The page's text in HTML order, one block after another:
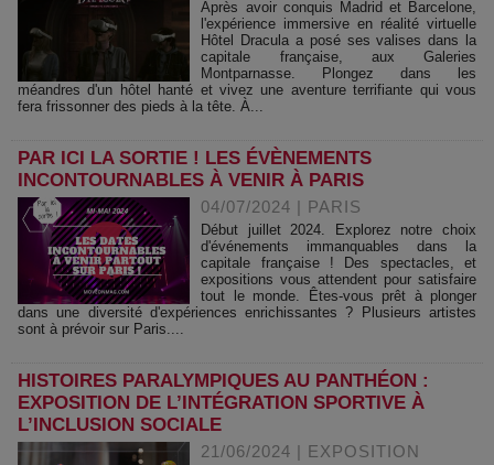
Après avoir conquis Madrid et Barcelone,
l'expérience immersive en réalité virtuelle
Hôtel Dracula a posé ses valises dans la
capitale française, aux Galeries
Montparnasse. Plongez dans les
méandres d'un hôtel hanté et vivez une aventure terrifiante qui vous
fera frissonner des pieds à la tête. À...
PAR ICI LA SORTIE ! LES ÉVÈNEMENTS
INCONTOURNABLES À VENIR À PARIS
04/07/2024 | PARIS
Début juillet 2024. Explorez notre choix
d'événements immanquables dans la
capitale française ! Des spectacles, et
expositions vous attendent pour satisfaire
tout le monde. Êtes-vous prêt à plonger
dans une diversité d'expériences enrichissantes ? Plusieurs artistes
sont à prévoir sur Paris....
HISTOIRES PARALYMPIQUES AU PANTHÉON :
EXPOSITION DE L’INTÉGRATION SPORTIVE À
L’INCLUSION SOCIALE
21/06/2024 | EXPOSITION